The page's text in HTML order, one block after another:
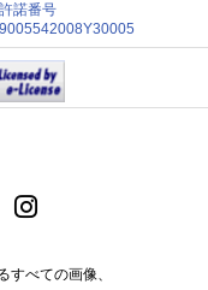
許諾番号
9005542008Y30005
すべての画像、